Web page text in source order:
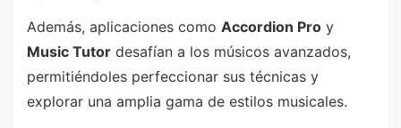
Además, aplicaciones como Accordion Pro y
Music Tutor desafían a los músicos avanzados,
permitiéndoles perfeccionar sus técnicas y
explorar una amplia gama de estilos musicales.